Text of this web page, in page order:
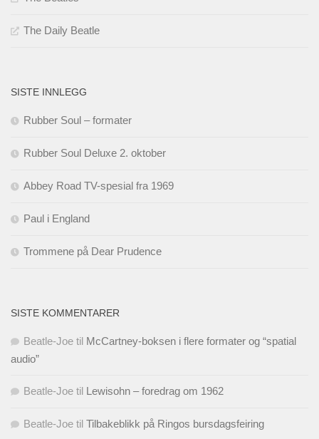
The Daily Beatle
SISTE INNLEGG
Rubber Soul – formater
Rubber Soul Deluxe 2. oktober
Abbey Road TV-spesial fra 1969
Paul i England
Trommene på Dear Prudence
SISTE KOMMENTARER
Beatle-Joe til McCartney-boksen i flere formater og “spatial
audio”
Beatle-Joe til Lewisohn – foredrag om 1962
Beatle-Joe til Tilbakeblikk på Ringos bursdagsfeiring